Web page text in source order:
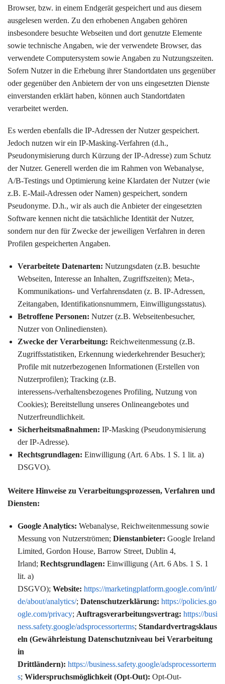
Browser, bzw. in einem Endgerät gespeichert und aus diesem
ausgelesen werden. Zu den erhobenen Angaben gehören
insbesondere besuchte Webseiten und dort genutzte Elemente
sowie technische Angaben, wie der verwendete Browser, das
verwendete Computersystem sowie Angaben zu Nutzungszeiten.
Sofern Nutzer in die Erhebung ihrer Standortdaten uns gegenüber
oder gegenüber den Anbietern der von uns eingesetzten Dienste
einverstanden erklärt haben, können auch Standortdaten
verarbeitet werden.
Es werden ebenfalls die IP-Adressen der Nutzer gespeichert.
Jedoch nutzen wir ein IP-Masking-Verfahren (d.h.,
Pseudonymisierung durch Kürzung der IP-Adresse) zum Schutz
der Nutzer. Generell werden die im Rahmen von Webanalyse,
A/B-Testings und Optimierung keine Klardaten der Nutzer (wie
z.B. E-Mail-Adressen oder Namen) gespeichert, sondern
Pseudonyme. D.h., wir als auch die Anbieter der eingesetzten
Software kennen nicht die tatsächliche Identität der Nutzer,
sondern nur den für Zwecke der jeweiligen Verfahren in deren
Profilen gespeicherten Angaben.
Verarbeitete Datenarten: Nutzungsdaten (z.B. besuchte
Webseiten, Interesse an Inhalten, Zugriffszeiten); Meta-,
Kommunikations- und Verfahrensdaten (z. B. IP-Adressen,
Zeitangaben, Identifikationsnummern, Einwilligungsstatus).
Betroffene Personen: Nutzer (z.B. Webseitenbesucher,
Nutzer von Onlinediensten).
Zwecke der Verarbeitung: Reichweitenmessung (z.B.
Zugriffsstatistiken, Erkennung wiederkehrender Besucher);
Profile mit nutzerbezogenen Informationen (Erstellen von
Nutzerprofilen); Tracking (z.B.
interessens-/verhaltensbezogenes Profiling, Nutzung von
Cookies); Bereitstellung unseres Onlineangebotes und
Nutzerfreundlichkeit.
Sicherheitsmaßnahmen: IP-Masking (Pseudonymisierung
der IP-Adresse).
Rechtsgrundlagen: Einwilligung (Art. 6 Abs. 1 S. 1 lit. a)
DSGVO).
Weitere Hinweise zu Verarbeitungsprozessen, Verfahren und
Diensten:
Google Analytics: Webanalyse, Reichweitenmessung sowie
Messung von Nutzerströmen; Dienstanbieter: Google Ireland
Limited, Gordon House, Barrow Street, Dublin 4,
Irland; Rechtsgrundlagen: Einwilligung (Art. 6 Abs. 1 S. 1
lit. a)
DSGVO); Website: https://marketingplatform.google.com/intl/
de/about/analytics/; Datenschutzerklärung: https://policies.go
ogle.com/privacy; Auftragsverarbeitungsvertrag: https://busi
ness.safety.google/adsprocessorterms; Standardvertragsklaus
eln (Gewährleistung Datenschutzniveau bei Verarbeitung
in
Drittländern): https://business.safety.google/adsprocessorterm
s; Widerspruchsmöglichkeit (Opt-Out): Opt-Out-